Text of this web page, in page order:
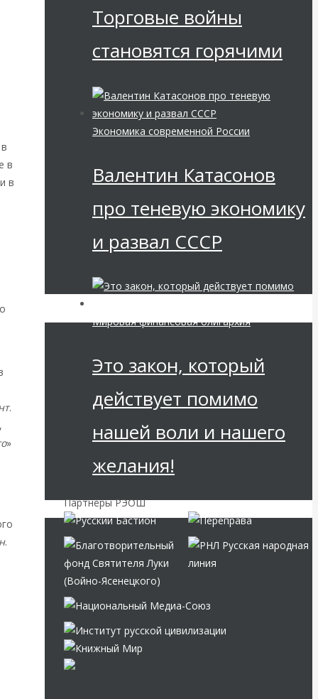
в
в
.
»
.
Торговые войны
становятся горячими
Экономика современной России
Валентин Катасонов
про теневую экономику
и развал СССР
Мировая финансовая олигархия
Это закон, который
действует помимо
нашей воли и нашего
желания!
Партнёры РЭОШ